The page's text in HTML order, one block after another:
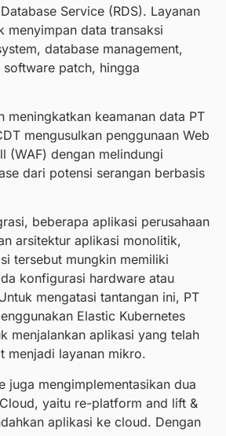
Service (RDS). Layanan
menyimpan data transaksi
database management,
patch, hingga
meningkatkan keamanan data PT
mengusulkan penggunaan Web
(WAF) dengan melindungi
dari potensi serangan berbasis
beberapa aplikasi perusahaan
arsitektur aplikasi monolitik,
tersebut mungkin memiliki
konfigurasi hardware atau
mengatasi tantangan ini, PT
Elastic Kubernetes
menjalankan aplikasi yang telah
menjadi layanan mikro.
juga mengimplementasikan dua
yaitu re-platform and lift &
aplikasi ke cloud. Dengan